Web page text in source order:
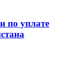
по уплате